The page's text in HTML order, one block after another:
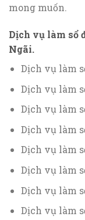
mong muốn.
Dịch vụ làm sổ
Ngãi.
Dịch vụ làm
Dịch vụ làm
Dịch vụ làm
Dịch vụ làm
Dịch vụ làm
Dịch vụ làm
Dịch vụ làm
Dịch vụ làm